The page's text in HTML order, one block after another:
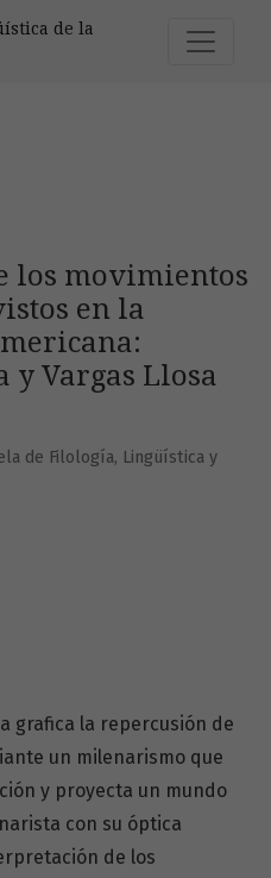
de la
los movimientos
en la
y Vargas Llosa
de Filología, Lingüística y
grafica la repercusión de
un milenarismo que
y proyecta un mundo
con su óptica
de los